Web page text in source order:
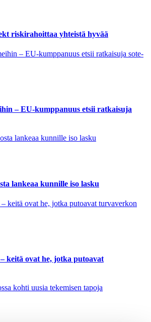
riskirahoittaa yhteistä hyvää
– EU-kumppanuus etsii ratkaisuja
lankeaa kunnille iso lasku
keitä ovat he, jotka putoavat